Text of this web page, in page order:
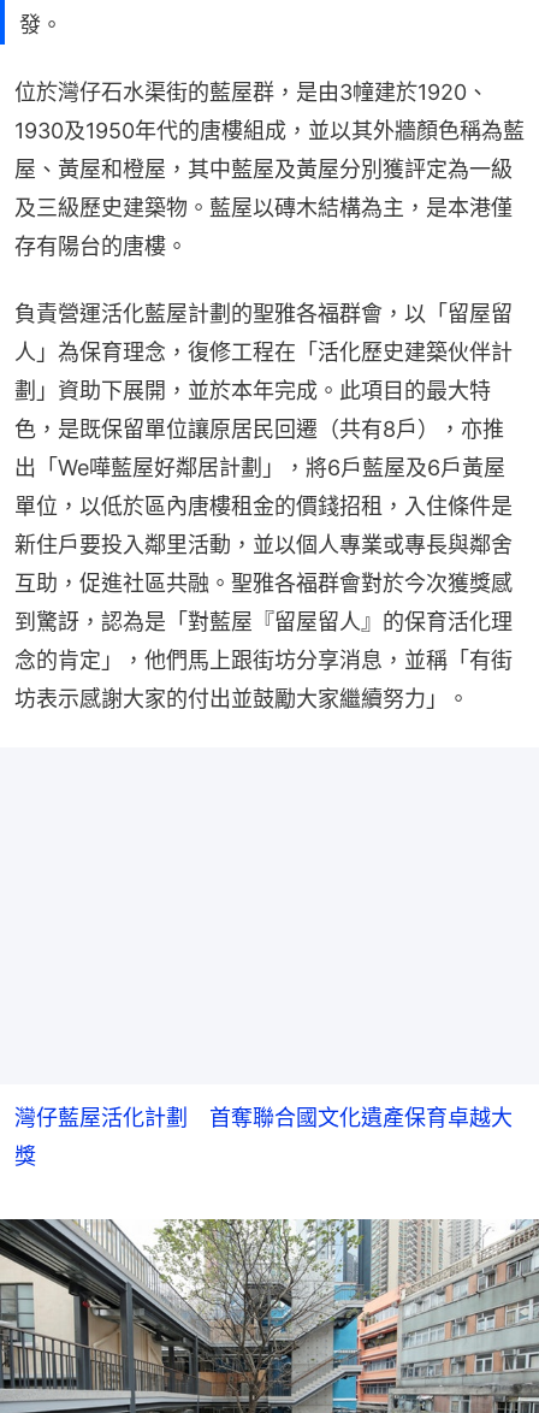
發。
位於灣仔石水渠街的藍屋群，是由3幢建於1920、
1930及1950年代的唐樓組成，並以其外牆顏色稱為藍
屋、黃屋和橙屋，其中藍屋及黃屋分別獲評定為一級
及三級歷史建築物。藍屋以磚木結構為主，是本港僅
存有陽台的唐樓。
負責營運活化藍屋計劃的聖雅各福群會，以「留屋留
人」為保育理念，復修工程在「活化歷史建築伙伴計
劃」資助下展開，並於本年完成。此項目的最大特
色，是既保留單位讓原居民回遷（共有8戶），亦推
出「We嘩藍屋好鄰居計劃」，將6戶藍屋及6戶黃屋
單位，以低於區內唐樓租金的價錢招租，入住條件是
新住戶要投入鄰里活動，並以個人專業或專長與鄰舍
互助，促進社區共融。聖雅各福群會對於今次獲獎感
到驚訝，認為是「對藍屋『留屋留人』的保育活化理
念的肯定」，他們馬上跟街坊分享消息，並稱「有街
坊表示感謝大家的付出並鼓勵大家繼續努力」。
灣仔藍屋活化計劃 首奪聯合國文化遺產保育卓越大
獎